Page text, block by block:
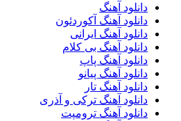
دانلود آهنگ
دانلود آهنگ آکوردئون
دانلود آهنگ ایرانی
دانلود آهنگ بی کلام
دانلود آهنگ پاپ
دانلود آهنگ پیانو
دانلود آهنگ تار
دانلود آهنگ ترکی و آذری
دانلود آهنگ ترومپت